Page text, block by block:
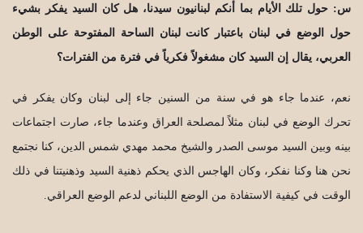
س: حول تلك الأيام بما أنكم لبنانيون سيدنا، هل كان السيد يفكر بشيء
حول الوضع في لبنان باعتبار كانت لبنان الساحة المفتوحة على الوطن
العربي، يقال إن السيد كان مشغولاً فكرياً في فترة من الفترات؟
نعم، عندما جاء هو في سنة من السنين جاء إلى لبنان وكان يفكر في
تحرك الوضع في لبنان مثلاً لمصلحة العراق وعندما جاء، صارت اجتماعات
بينه وبين السيد موسى الصدر والشيخ محمد مهدي شمس الدين، كنا نجتمع
نحن هنا وكنا نفكر، وكان الهاجس الذي يحكم ذهنية السيد وذهنيتنا في ذلك
الوقت في كيفية الاستفادة من الوضع اللبناني لدعم الوضع العراقي.